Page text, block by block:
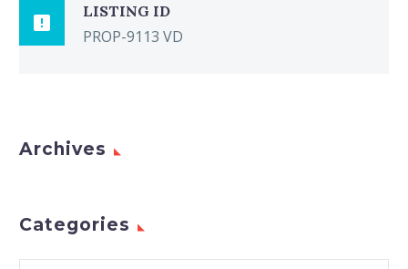

LISTING ID
PROP-9113 VD
Archives
Categories